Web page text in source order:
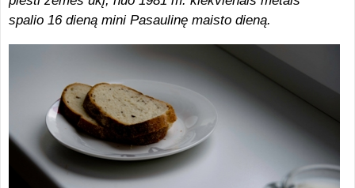
spalio 16 dieną mini Pasaulinę maisto dieną.